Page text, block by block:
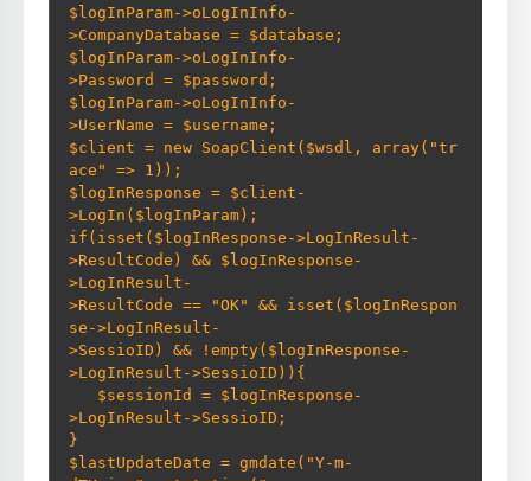
$logInParam->oLogInInfo-
>CompanyDatabase = $database;
$logInParam->oLogInInfo-
>Password = $password;
$logInParam->oLogInInfo-
>UserName = $username;
$client = new SoapClient($wsdl, array("tr
ace" => 1));
$logInResponse = $client-
>LogIn($logInParam);
if(isset($logInResponse->LogInResult-
>ResultCode) && $logInResponse-
>LogInResult-
>ResultCode == "OK" && isset($logInRespon
se->LogInResult-
>SessioID) && !empty($logInResponse-
>LogInResult->SessioID)){
$sessionId = $logInResponse-
>LogInResult->SessioID;
}
$lastUpdateDate = gmdate("Y-m-